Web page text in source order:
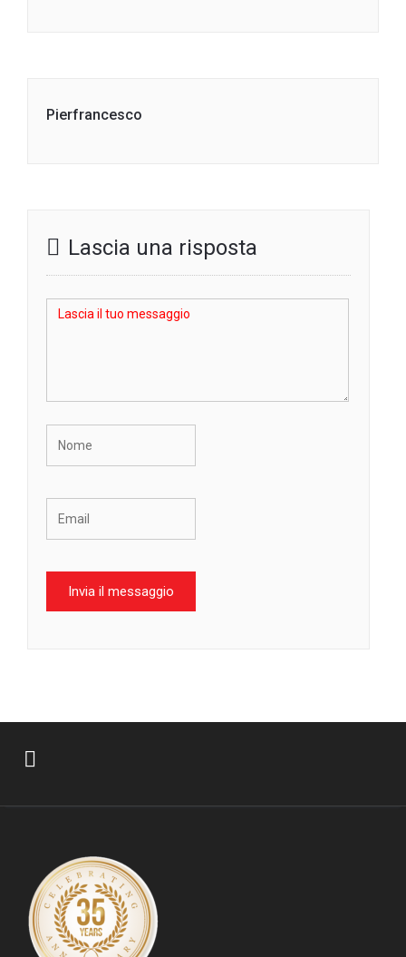
Pierfrancesco
Lascia una risposta